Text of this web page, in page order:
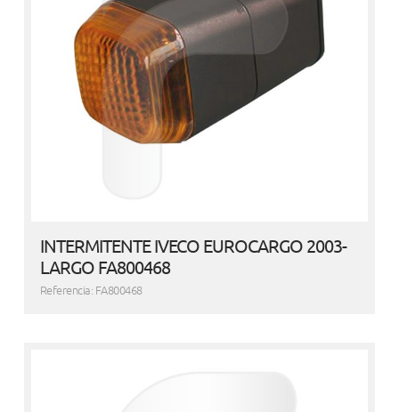
INTERMITENTE IVECO EUROCARGO 2003-
LARGO FA800468
Referencia: FA800468